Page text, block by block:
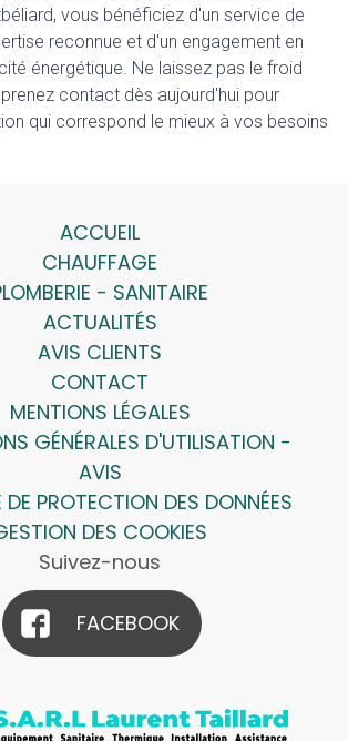
vous bénéficiez d'un service de
reconnue et d'un engagement en
énergétique. Ne laissez pas le froid
contact dès aujourd'hui pour
qui correspond le mieux à vos besoins
ACCUEIL
CHAUFFAGE
- SANITAIRE
ACTUALITÉS
AVIS CLIENTS
CONTACT
MENTIONS LÉGALES
GÉNÉRALES D'UTILISATION -
AVIS
DE PROTECTION DES DONNÉES
DES COOKIES
Suivez-nous
FACEBOOK